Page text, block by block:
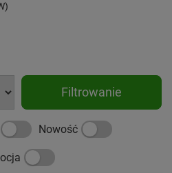
Filtrowanie
Nowość